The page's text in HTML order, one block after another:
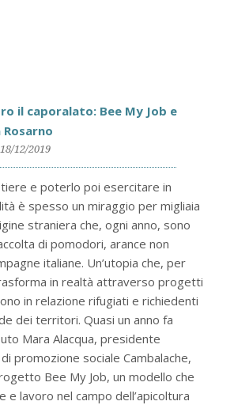
il caporalato: Bee My Job e
Rosarno
12/2019
e poterlo poi esercitare in
è spesso un miraggio per migliaia
straniera che, ogni anno, sono
di pomodori, arance non
italiane. Un’utopia che, per
in realtà attraverso progetti
in relazione rifugiati e richiedenti
dei territori. Quasi un anno fa
Mara Alacqua, presidente
promozione sociale Cambalache,
Bee My Job, un modello che
e lavoro nel campo dell’apicoltura